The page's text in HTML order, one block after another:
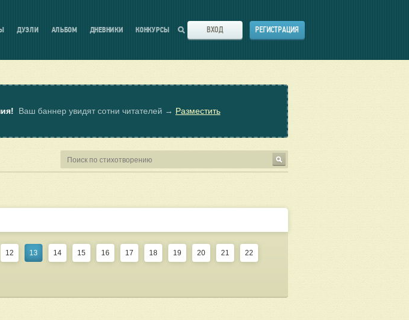
ДУЭЛИ АЛЬБОМ ДНЕВНИКИ КОНКУРСЫ ВХОД РЕГИСТРАЦИЯ
Ваш баннер увидят сотни читателей → Разместить
12 13 14 15 16 17 18 19 20 21 22